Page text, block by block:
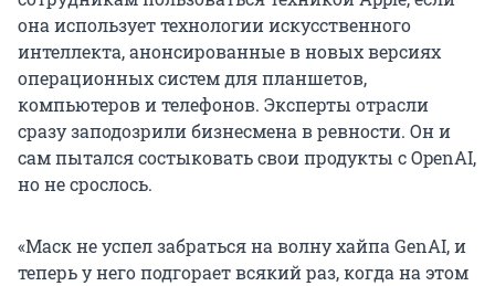
она использует технологии искусственного
интеллекта, анонсированные в новых версиях
операционных систем для планшетов,
компьютеров и телефонов. Эксперты отрасли
сразу заподозрили бизнесмена в ревности. Он и
сам пытался состыковать свои продукты с OpenAI,
но не срослось.
«Маск не успел забраться на волну хайпа GenAI, и
теперь у него подгорает всякий раз, когда на этом